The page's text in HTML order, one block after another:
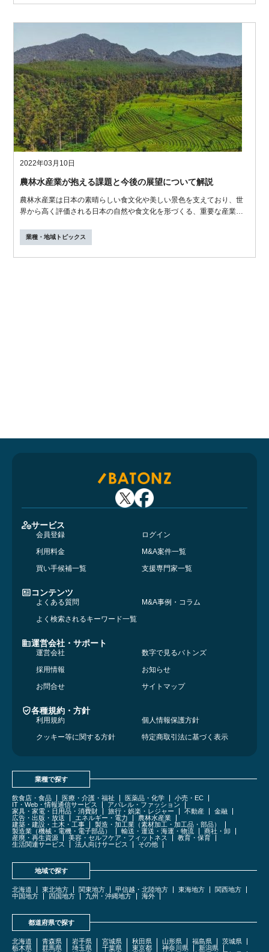
2022年03月10日
農林水産業が抱える課題と今後の展望について解説
農林水産業は日本の素晴らしい食文化や美しい景色を支えており、世
界から高く評価される日本の自然や食文化を形づくる、重要な産業で
業種・地域トピックス
サービス
会員登録
ログイン
利用料金
M&A案件一覧
買い手候補一覧
支援専門家一覧
コンテンツ
よくある質問
M&A事例・コラム
よく検索されるキーワード一覧
運営会社・サポート
運営会社
数字で見るバトンズ
採用情報
お知らせ
お問合せ
サイトマップ
各種規約・方針
利用規約
個人情報保護方針
クッキー等に関する方針
特定商取引法に基づく表示
業種で探す
飲食店・食品 医療・介護・福祉 医薬品・化学
小売・EC
IT・Web・情報通信サービス
アパレル・ファッション
家具・家電・日用品・消費財
旅行・娯楽・レジャー 不動産
金融
広告・出版・放送
エネルギー・電力
農林水産業
建築・建設・土木・工事
製造・加工業（素材加工・加工品・部品）
製造業（機械・電機・電子部品）
輸送・運送・海運・物流
商社・卸
産廃・再生資源
美容・セルフケア・フィットネス
教育・保育
生活関連サービス
法人向けサービス その他
地域で探す
北海道 東北地方 関東地方 甲信越・北陸地方 東海地方
関西地方
中国地方
四国地方 九州・沖縄地方 海外
都道府県で探す
北海道 青森県 岩手県 宮城県 秋田県 山形県 福島県
茨城県
栃木県
群馬県 埼玉県 千葉県 東京都 神奈川県
新潟県